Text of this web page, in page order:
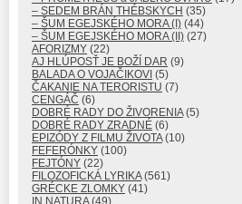
– SEDEM BRÁN THÉBSKYCH (35)
– ŠUM EGEJSKÉHO MORA (I) (44)
– ŠUM EGEJSKÉHO MORA (II) (27)
AFORIZMY (22)
AJ HLÚPOSŤ JE BOŽÍ DAR (9)
BALADA O VOJAČIKOVI (5)
ČAKANIE NA TERORISTU (7)
CENGÁČ (6)
DOBRÉ RADY DO ŽIVORENIA(5)
DOBRÉ RADY ZRADNÉ (6)
EPIZÓDY Z FILMU ŽIVOTA(10)
FEFERÓNKY (100)
FEJTÓNY (22)
FILOZOFICKÁ LYRIKA(561)
GRÉCKE ZLOMKY (41)
IN NATURA(49)